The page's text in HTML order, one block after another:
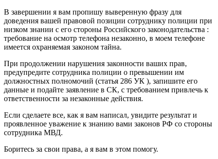
В завершении я вам пропишу выверенную фразу для
доведения вашей правовой позиции сотруднику полиции при
низком знании с его стороны Российского законодательства :
требование на осмотр телефона незаконно, в моем телефоне
имеется охраняемая законом тайна.
При продолжении нарушения законности ваших прав,
предупредите сотрудника полиции о превышении им
должностных полномочий (статья 286 УК ), запишите его
данные и подайте заявление в СК, с требованием привлечь к
ответственности за незаконные действия.
Если сделаете все, как я вам написал, увидите результат и
проявленное уважение к знанию вами законов РФ со стороны
сотрудника МВД.
Боритесь за свои права, а я вам в этом помогу.